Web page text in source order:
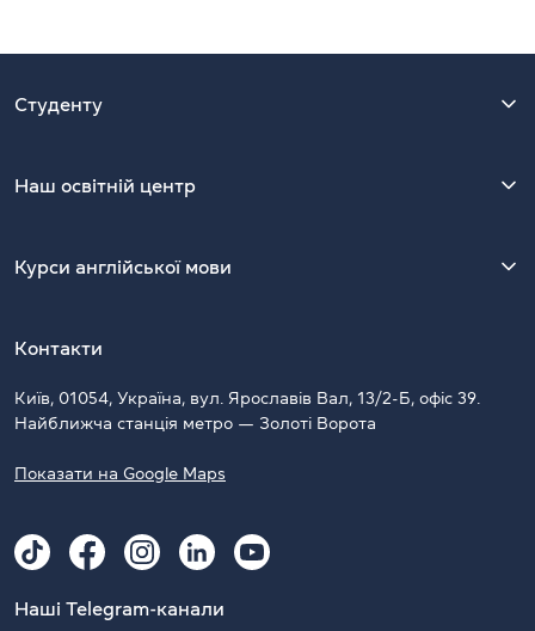
Студенту
Наш освітній центр
Курси англійської мови
Контакти
Київ, 01054, Україна, вул. Ярославів Вал, 13/2-Б, офіс 39.
Найближча станція метро — Золоті Ворота
Показати на Google Maps
Наші Telegram-канали